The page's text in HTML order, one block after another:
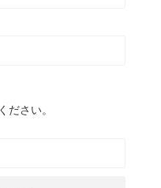
ださい。